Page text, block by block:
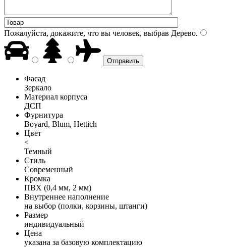
Пожалуйста, докажите, что вы человек, выбрав Дерево.
Фасад
Зеркало
Материал корпуса
ДСП
Фурнитура
Boyard, Blum, Hettich
Цвет
<
Темный
Стиль
Современный
Кромка
ПВХ (0,4 мм, 2 мм)
Внутреннее наполнение
на выбор (полки, корзины, штанги)
Размер
индивидуальный
Цена
указана за базовую комплектацию